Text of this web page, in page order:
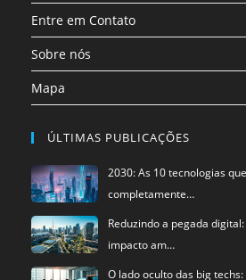
aba
aba
Entre em Contato
Sobre nós
Mapa
ÚLTIMAS PUBLICAÇÕES
2030: As 10 tecnologias
completamente…
Reduzindo a pegada
impacto am…
O lado oculto das big